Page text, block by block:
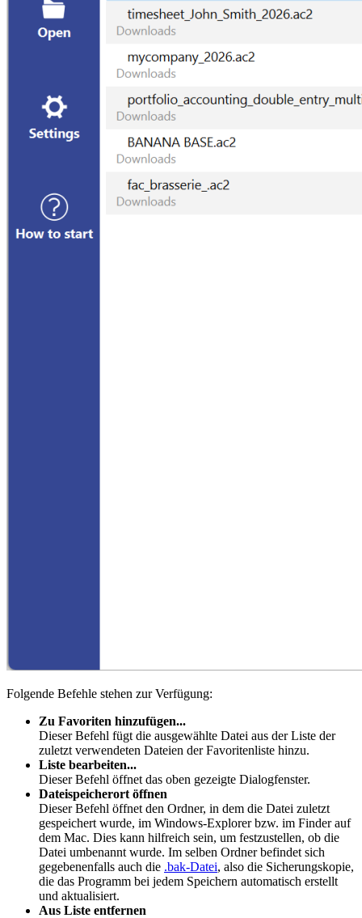
Folgende Befehle stehen zur Verfügung:
Zu Favoriten hinzufügen...
Dieser Befehl fügt die ausgewählte Datei aus der Liste der
zuletzt verwendeten Dateien der Favoritenliste hinzu.
Liste bearbeiten...
Dieser Befehl öffnet das oben gezeigte Dialogfenster.
Dateispeicherort öffnen
Dieser Befehl öffnet den Ordner, in dem die Datei zuletzt
gespeichert wurde, im Windows-Explorer bzw. im Finder auf
dem Mac. Dies kann hilfreich sein, um festzustellen, ob die
Datei umbenannt wurde. Im selben Ordner befindet sich
gegebenenfalls auch die .bak-Datei, also die Sicherungskopie,
die das Programm bei jedem Speichern automatisch erstellt
und aktualisiert.
Aus Liste entfernen